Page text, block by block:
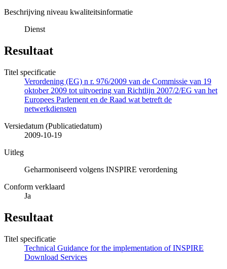
Beschrijving niveau kwaliteitsinformatie
Dienst
Resultaat
Titel specificatie
Verordening (EG) n r. 976/2009 van de Commissie van 19
oktober 2009 tot uitvoering van Richtlijn 2007/2/EG van het
Europees Parlement en de Raad wat betreft de
netwerkdiensten
Versiedatum (Publicatiedatum)
2009-10-19
Uitleg
Geharmoniseerd volgens INSPIRE verordening
Conform verklaard
Ja
Resultaat
Titel specificatie
Technical Guidance for the implementation of INSPIRE
Download Services